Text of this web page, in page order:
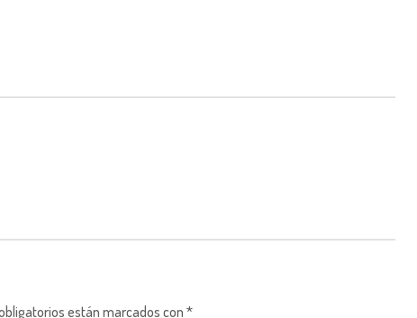
están marcados con *